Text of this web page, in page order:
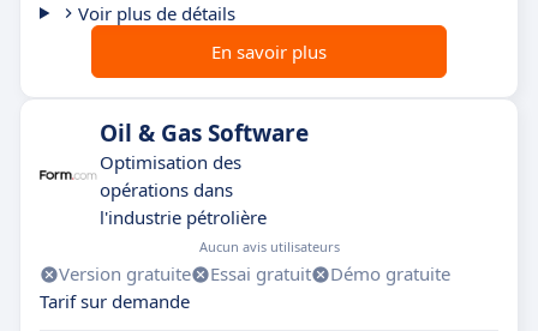
Voir plus de détails
En savoir plus
Oil & Gas Software
Optimisation des
opérations dans
l'industrie pétrolière
Aucun avis utilisateurs
Version gratuite Essai gratuit
Démo gratuite
Tarif sur demande